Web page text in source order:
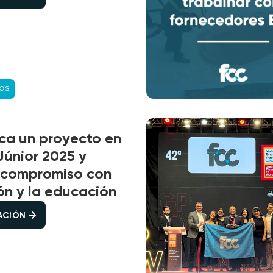
un proyecto en
2025 y
con
y la educación